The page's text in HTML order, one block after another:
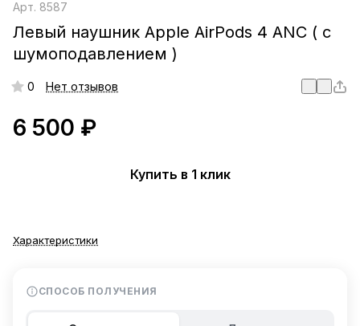
Арт. 8587
Левый наушник Apple AirPods 4 ANC ( с
шумоподавлением )
0 Нет отзывов
6 500 ₽
Купить в 1 клик
Характеристики
СПОСОБ ПОЛУЧЕНИЯ